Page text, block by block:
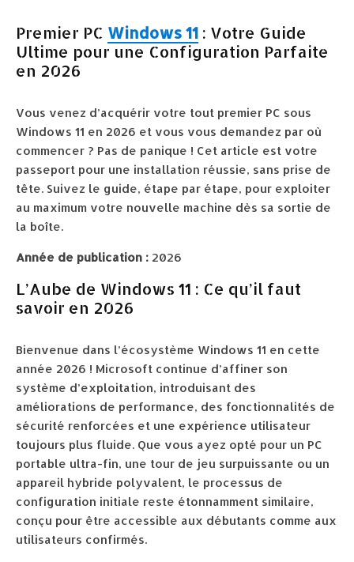
Premier PC Windows 11 : Votre Guide
Ultime pour une Configuration Parfaite
en 2026
Vous venez d’acquérir votre tout premier PC sous
Windows 11 en 2026 et vous vous demandez par où
commencer ? Pas de panique ! Cet article est votre
passeport pour une installation réussie, sans prise de
tête. Suivez le guide, étape par étape, pour exploiter
au maximum votre nouvelle machine dès sa sortie de
la boîte.
Année de publication : 2026
L’Aube de Windows 11 : Ce qu’il faut
savoir en 2026
Bienvenue dans l’écosystème Windows 11 en cette
année 2026 ! Microsoft continue d’affiner son
système d’exploitation, introduisant des
améliorations de performance, des fonctionnalités de
sécurité renforcées et une expérience utilisateur
toujours plus fluide. Que vous ayez opté pour un PC
portable ultra-fin, une tour de jeu surpuissante ou un
appareil hybride polyvalent, le processus de
configuration initiale reste étonnamment similaire,
conçu pour être accessible aux débutants comme aux
utilisateurs confirmés.